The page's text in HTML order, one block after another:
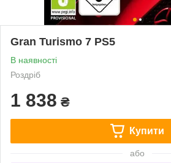
Gran Turismo 7 PS5
В наявності
Роздріб
1 838 ₴
Купити
або